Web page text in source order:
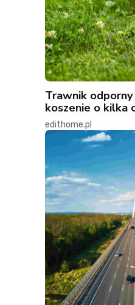
Trawnik
koszenie o
edithome.pl